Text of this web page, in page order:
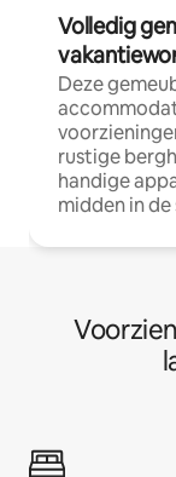
Volledig
Deze
rustige
handige
midden in de